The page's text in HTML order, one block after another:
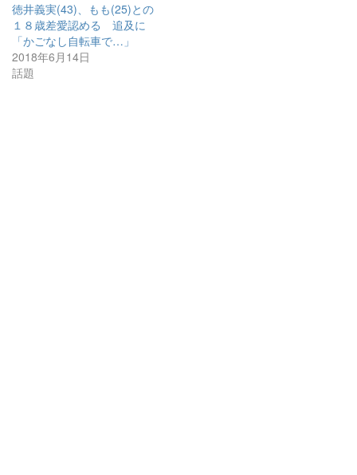
徳井義実(43)、もも(25)との
１８歳差愛認める 追及に
「かごなし自転車で…」
2018年6月14日
話題